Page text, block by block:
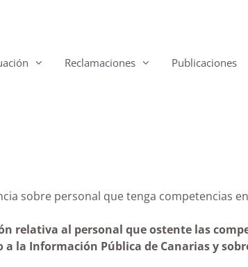
Reclamaciones Publicaciones
sobre personal que tenga
relativa al personal que ostente las
la Información Pública de Canarias y